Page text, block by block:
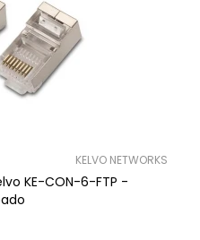
KELVO NETWORKS
KE-CON-6-FTP -